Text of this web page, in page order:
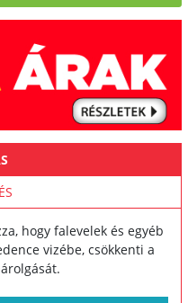
hogy falevelek és egyéb
vizébe, csökkenti a